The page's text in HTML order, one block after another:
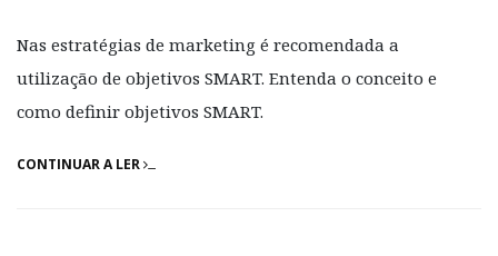
Nas estratégias de marketing é recomendada a
utilização de objetivos SMART. Entenda o conceito e
como definir objetivos SMART.
CONTINUAR A LER